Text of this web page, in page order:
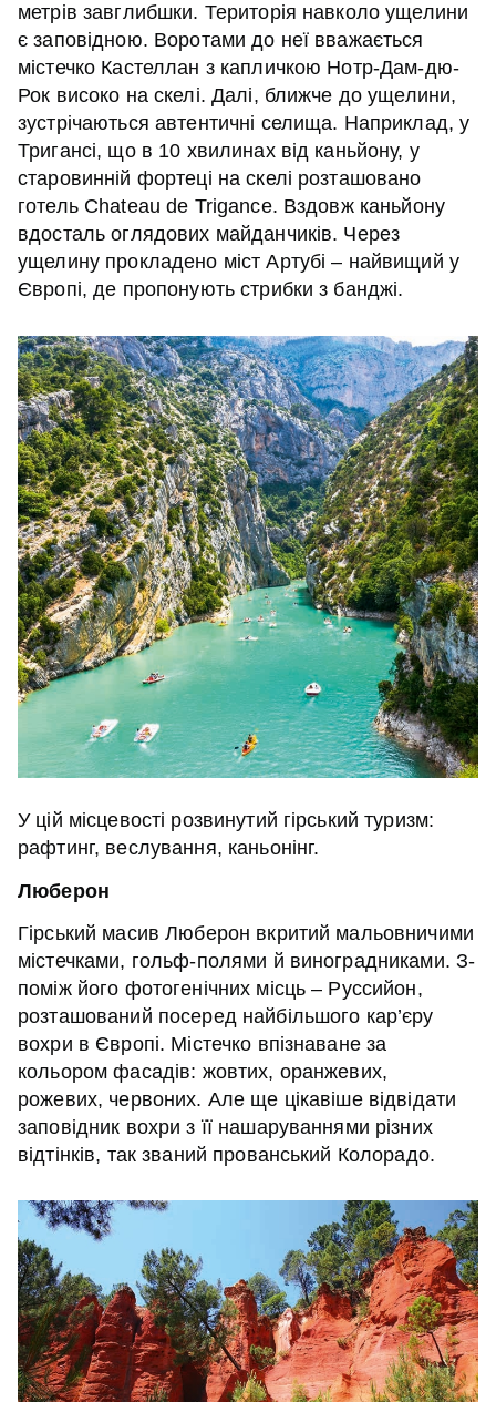
метрів завглибшки. Територія навколо ущелини
є заповідною. Воротами до неї вважається
містечко Кастеллан з капличкою Нотр-Дам-дю-
Рок високо на скелі. Далі, ближче до ущелини,
зустрічаються автентичні селища. Наприклад, у
Тригансі, що в 10 хвилинах від каньйону, у
старовинній фортеці на скелі розташовано
готель Chateau de Trigance. Вздовж каньйону
вдосталь оглядових майданчиків. Через
ущелину прокладено міст Артубі – найвищий у
Європі, де пропонують стрибки з банджі.
У цій місцевості розвинутий гірський туризм:
рафтинг, веслування, каньонінг.
Люберон
Гірський масив Люберон вкритий мальовничими
містечками, гольф-полями й виноградниками. З-
поміж його фотогенічних місць – Руссийон,
розташований посеред найбільшого кар’єру
вохри в Європі. Містечко впізнаване за
кольором фасадів: жовтих, оранжевих,
рожевих, червоних. Але ще цікавіше відвідати
заповідник вохри з її нашаруваннями різних
відтінків, так званий прованський Колорадо.